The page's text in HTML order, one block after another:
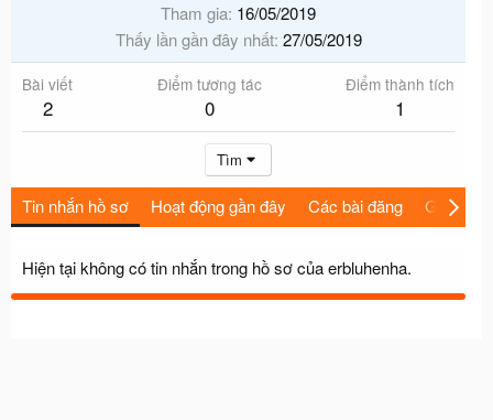
Tham gia 16/05/2019
Thấy lần gần đây nhất 27/05/2019
Bài viết
2
Điểm tương tác
0
Điểm thành tích
1
Tìm
Tin nhắn hồ sơ Hoạt động gần đây Các bài đăng Giới thiệu
Hiện tại không có tin nhắn trong hồ sơ của erbluhenha.